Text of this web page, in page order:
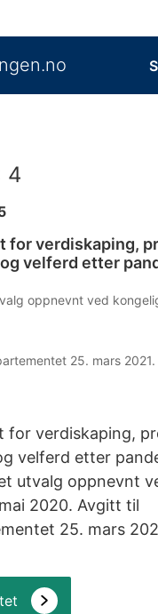
4
for verdiskaping,
velferd etter
oppnevnt ved
25. mars 2021.
for verdiskaping,
velferd etter
utvalg oppnevnt
2020. Avgitt til
25. mars